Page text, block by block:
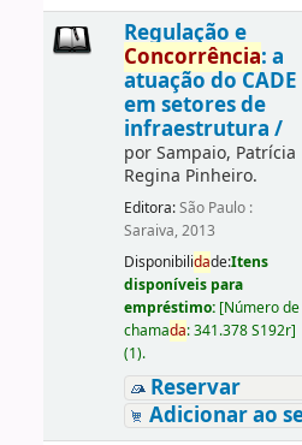
Regulação e
Concorrência: a
atuação do CADE
em setores de
infraestrutura /
porSampaio, Patrícia
Regina Pinheiro.
Editora:São Paulo :
Saraiva, 2013
Disponibilidade:Itens
disponíveis para
empréstimo: [Número de
chamada:341.378 S192r]
(1).
Reservar
Adicionar ao